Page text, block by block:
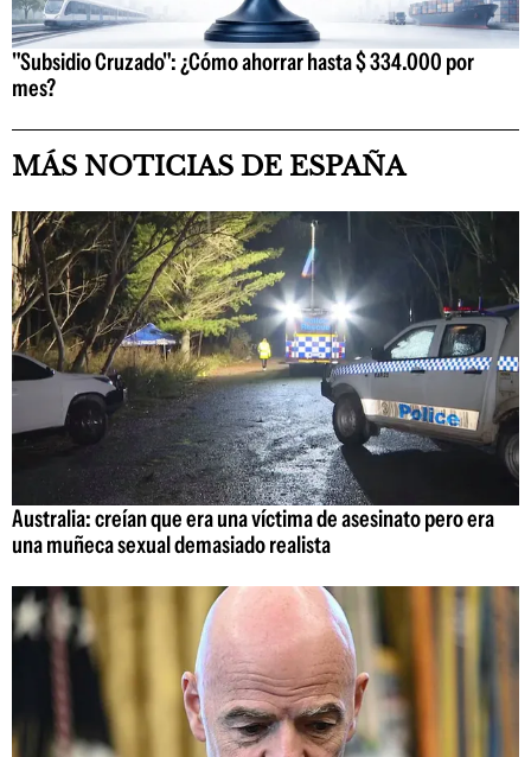
"Subsidio Cruzado": ¿Cómo ahorrar hasta $ 334.000 por
mes?
MÁS NOTICIAS DE ESPAÑA
Australia: creían que era una víctima de asesinato pero era
una muñeca sexual demasiado realista